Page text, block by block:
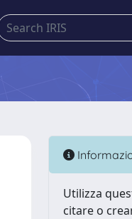
Utilizza
citare o